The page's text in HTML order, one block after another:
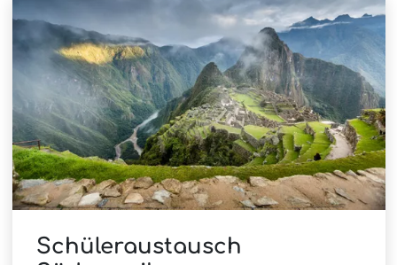
Schüleraustausch